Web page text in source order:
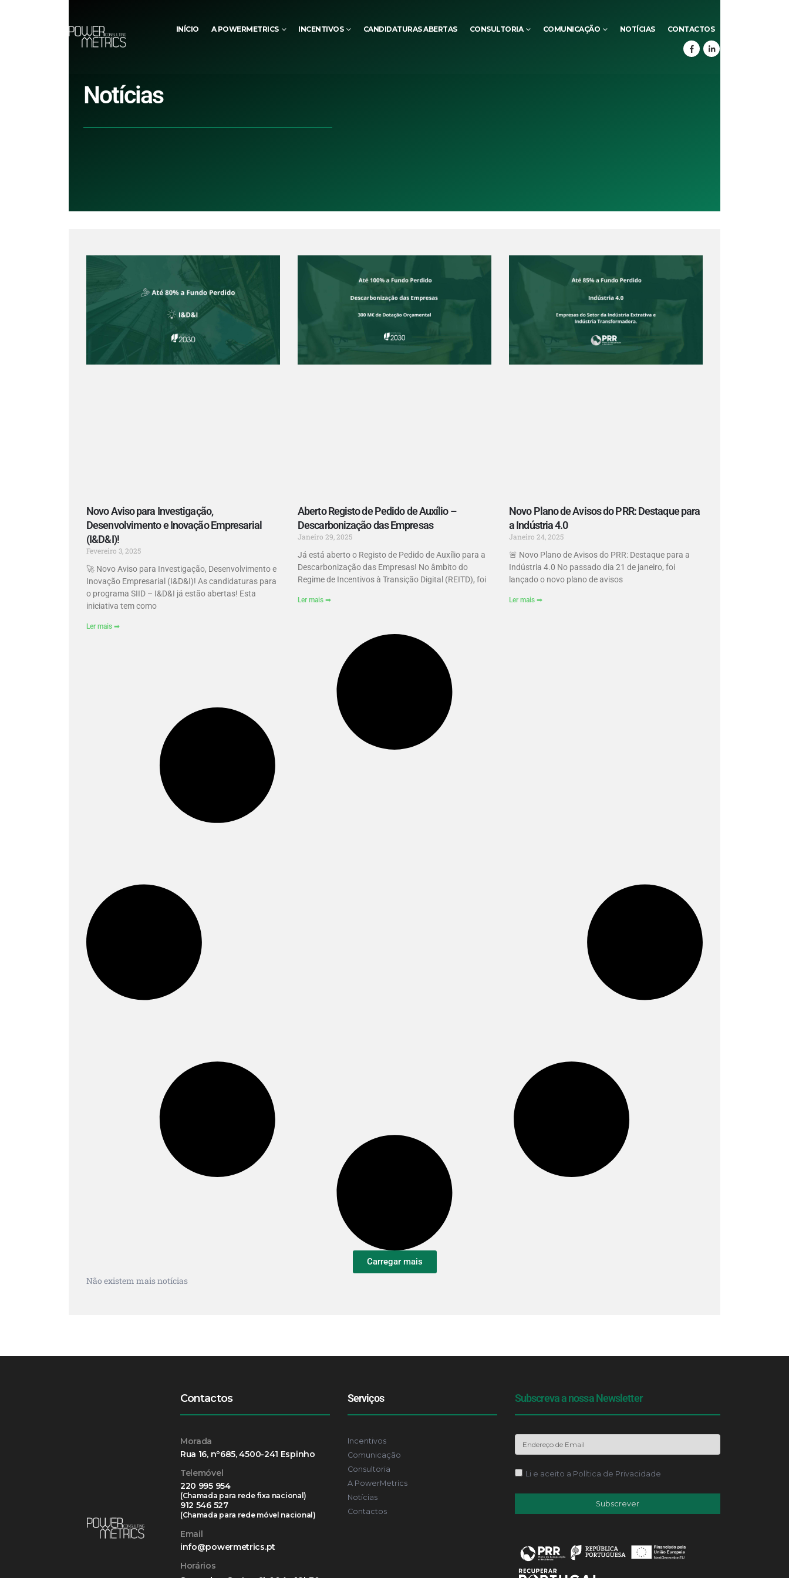
INÍCIO A POWERMETRICS INCENTIVOS CANDIDATURAS ABERTAS CONSULTORIA COMUNICAÇÃO NOTÍCIAS CONTACTOS
Notícias
Novo Aviso para Investigação,
Desenvolvimento e Inovação Empresarial
(I&D&I)!
Fevereiro 3, 2025
🚀 Novo Aviso para Investigação, Desenvolvimento e
Inovação Empresarial (I&D&I)! As candidaturas para
o programa SIID – I&D&I já estão abertas! Esta
iniciativa tem como
Ler mais ➡
Aberto Registo de Pedido de Auxílio –
Descarbonização das Empresas
Janeiro 29, 2025
Já está aberto o Registo de Pedido de Auxílio para a
Descarbonização das Empresas! No âmbito do
Regime de Incentivos à Transição Digital (REITD), foi
Ler mais ➡
Novo Plano de Avisos do PRR: Destaque para
a Indústria 4.0
Janeiro 24, 2025
🚨 Novo Plano de Avisos do PRR: Destaque para a
Indústria 4.0 No passado dia 21 de janeiro, foi
lançado o novo plano de avisos
Ler mais ➡
Carregar mais
Não existem mais notícias
Contactos
Morada
Rua 16, nº685, 4500-241 Espinho
Telemóvel
220 995 954
(Chamada para rede fixa nacional)
912 546 527
(Chamada para rede móvel nacional)
Email
info@powermetrics.pt
Horários
Serviços
Incentivos
Comunicação
Consultoria
A PowerMetrics
Notícias
Contactos
Subscreva a nossa Newsletter
Li e aceito a Política de Privacidade